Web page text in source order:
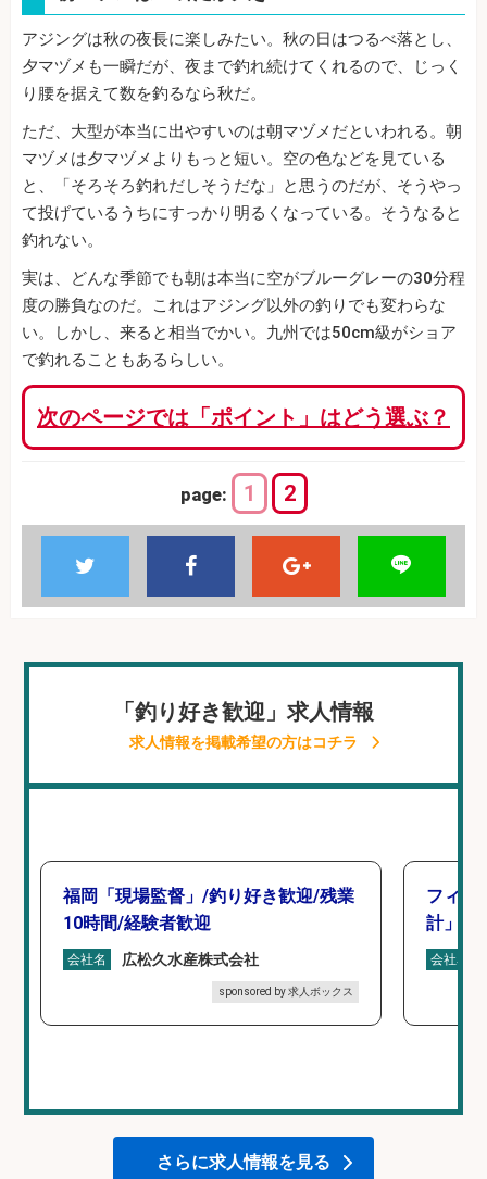
アジングは秋の夜長に楽しみたい。秋の日はつるべ落とし、
夕マヅメも一瞬だが、夜まで釣れ続けてくれるので、じっく
り腰を据えて数を釣るなら秋だ。
ただ、大型が本当に出やすいのは朝マヅメだといわれる。朝
マヅメは夕マヅメよりもっと短い。空の色などを見ている
と、「そろそろ釣れだしそうだな」と思うのだが、そうやっ
て投げているうちにすっかり明るくなっている。そうなると
釣れない。
実は、どんな季節でも朝は本当に空がブルーグレーの30分程
度の勝負なのだ。これはアジング以外の釣りでも変わらな
い。しかし、来ると相当でかい。九州では50cm級がショア
で釣れることもあるらしい。
次のページでは「ポイント」はどう選ぶ？
page: 1 2
「釣り好き歓迎」求人情報
求人情報を掲載希望の方はコチラ
福岡「現場監督」/釣り好き歓迎/残業
10時間/経験者歓迎
会社名 広松久水産株式会社
sponsored by 求人ボックス
フィッ
計」
会社名
さらに求人情報を見る